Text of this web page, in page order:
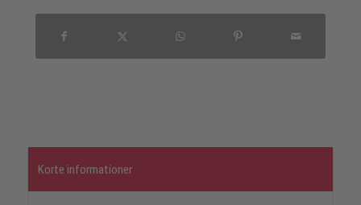
Korte informationer